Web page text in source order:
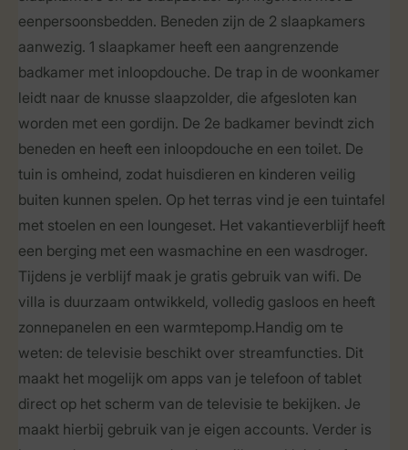
eenpersoonsbedden. Beneden zijn de 2 slaapkamers
aanwezig. 1 slaapkamer heeft een aangrenzende
badkamer met inloopdouche. De trap in de woonkamer
leidt naar de knusse slaapzolder, die afgesloten kan
worden met een gordijn. De 2e badkamer bevindt zich
beneden en heeft een inloopdouche en een toilet. De
tuin is omheind, zodat huisdieren en kinderen veilig
buiten kunnen spelen. Op het terras vind je een tuintafel
met stoelen en een loungeset. Het vakantieverblijf heeft
een berging met een wasmachine en een wasdroger.
Tijdens je verblijf maak je gratis gebruik van wifi. De
villa is duurzaam ontwikkeld, volledig gasloos en heeft
zonnepanelen en een warmtepomp.Handig om te
weten: de televisie beschikt over streamfuncties. Dit
maakt het mogelijk om apps van je telefoon of tablet
direct op het scherm van de televisie te bekijken. Je
maakt hierbij gebruik van je eigen accounts. Verder is